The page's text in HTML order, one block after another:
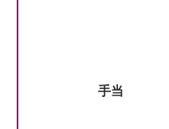
手当